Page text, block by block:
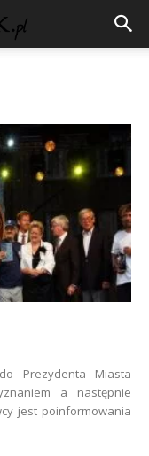
Prezydenta Miasta
a następnie
jest poinformowania